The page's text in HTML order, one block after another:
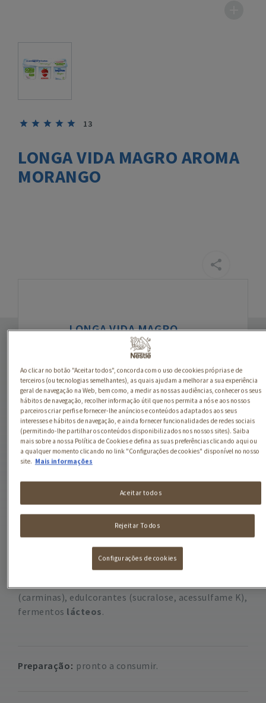
13
LONGA VIDA MAGRO AROMA
MORANGO
LONGA VIDA MAGRO
AROMA MORANGO
Um sabor delicioso com
0% de matéria gorda e 0%
de açúcares adicionados.
Produto também apto
para diabéticos.
Ingredientes
pasteurizado magro,leitemagro em pó,
(carminas), edulcorantes (sucralose, acessulfame K),
fermentos lácteos.
Preparação pronto a consumir.
Ao clicar no botão "Aceitar todos", concorda com o uso de cookies próprias e de
terceiros (ou tecnologias semelhantes), as quais ajudam a melhorar a sua experiência
geral de navegação na Web, bem como, a medir as nossas audiências, conhecer os seus
hábitos de navegação, recolher informação útil que nos permita a nós e aos nossos
parceiros criar perfis e fornecer-lhe anúncios e conteúdos adaptados aos seus
interesses e hábitos de navegação, e ainda fornecer funcionalidades de redes sociais
(permitindo-lhe partilhar os conteúdos disponibilizados nos nossos sites). Saiba
mais sobre a nossa Política de Cookies e defina as suas preferências clicando aqui ou
a qualquer momento clicando no link "Configurações de cookies" disponível no nosso
site. Mais informações
Rejeitar Todos
Aceitar todos
Configurações de cookies